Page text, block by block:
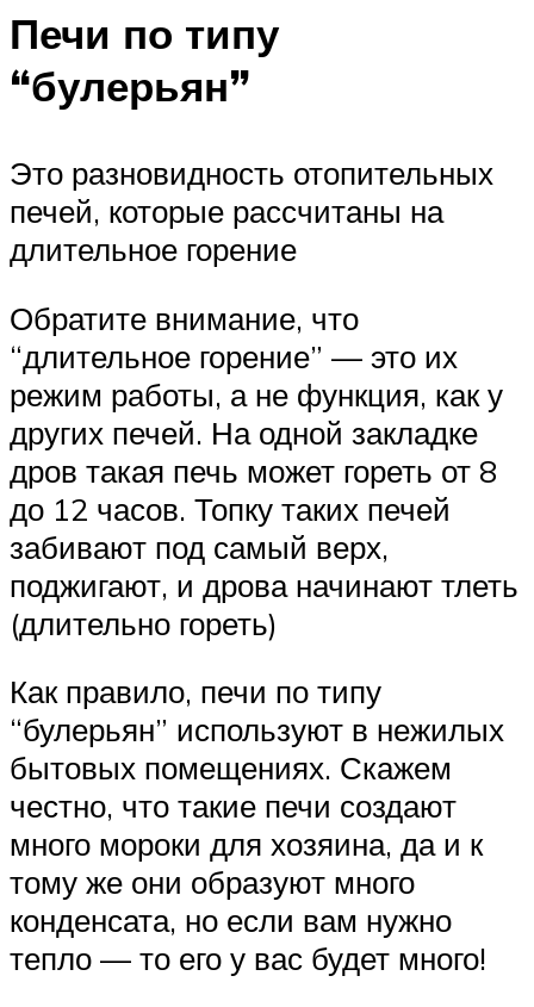
Печи по типу
“булерьян”
Это разновидность отопительных
печей, которые рассчитаны на
длительное горение
Обратите внимание, что
“длительное горение” — это их
режим работы, а не функция, как у
других печей. На одной закладке
дров такая печь может гореть от 8
до 12 часов. Топку таких печей
забивают под самый верх,
поджигают, и дрова начинают тлеть
(длительно гореть)
Как правило, печи по типу
“булерьян” используют в нежилых
бытовых помещениях. Скажем
честно, что такие печи создают
много мороки для хозяина, да и к
тому же они образуют много
конденсата, но если вам нужно
тепло — то его у вас будет много!